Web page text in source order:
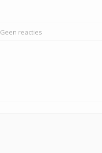
Geen reacties